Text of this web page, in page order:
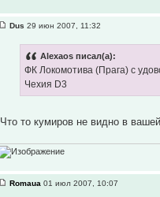
Dus 29 июн 2007, 11:32
Alexaos писал(а):
ФК Локомотива (Прага) с
Чехия D3
Что то кумиров не видно в
Romaua 01 июл 2007, 10:07